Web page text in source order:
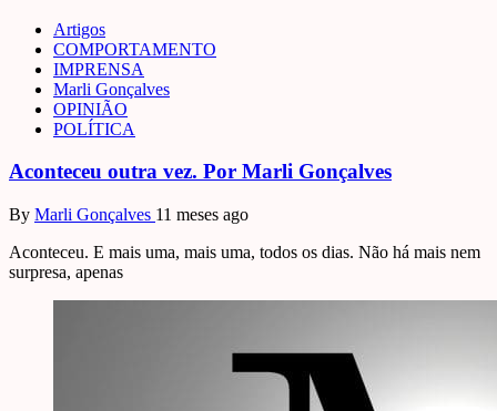
Artigos
COMPORTAMENTO
IMPRENSA
Marli Gonçalves
OPINIÃO
POLÍTICA
Aconteceu outra vez. Por Marli Gonçalves
By Marli Gonçalves 11 meses ago
Aconteceu. E mais uma, mais uma, todos os dias. Não há mais nem
surpresa, apenas